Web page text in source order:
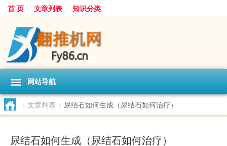
首 页 文章列表 知识分类
网站导航
> 文章列表 > 尿结石如何生成（尿结石如何治疗）
尿结石如何生成（尿结石如何治疗）